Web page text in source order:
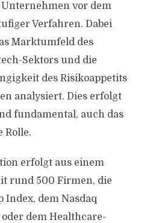
vor dem
Verfahren. Dabei
Marktumfeld des
Sektors und die
des Risikoappetits
analysiert. Dies erfolgt
fundamental, auch das
Rolle.
erfolgt aus einem
rund 500 Firmen, die
Index, dem Nasdaq
dem Healthcare-